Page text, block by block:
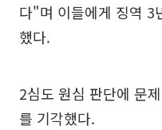
다"며 이들에게 징역 3
했다.
2심도 원심 판단에 문
를 기각했다.